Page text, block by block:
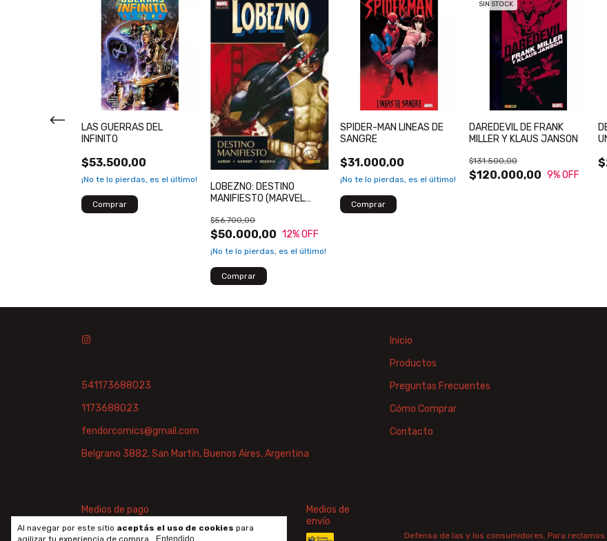
Al navegar por este sitio aceptás el uso de cookies para
agilizar tu experiencia de compra.
Entendido
LAS GUERRAS DEL
INFINITO
$53.500,00
¡No te lo pierdas, es el último!
LOBEZNO: DESTINO
MANIFIESTO (MARVEL
$50.000,00
$56.700,00
12% OFF
¡No te lo pierdas, es el último!
SPIDER-MAN LINEAS DE
SANGRE
$31.000,00
¡No te lo pierdas, es el último!
SIN STOCK
DAREDEVIL DE FRANK
MILLER Y KLAUS JANSON
$120.000,00
$131.500,00
9% OFF
541173688023
1173688023
fendorcomics@gmail.com
Belgrano 3882, San Martin, Buenos Aires, Argentina
Inicio
Productos
Preguntas Frecuentes
Cómo Comprar
Contacto
Medios de pago
Medios de
envío
Defensa de las y los consumidores. Para reclamos